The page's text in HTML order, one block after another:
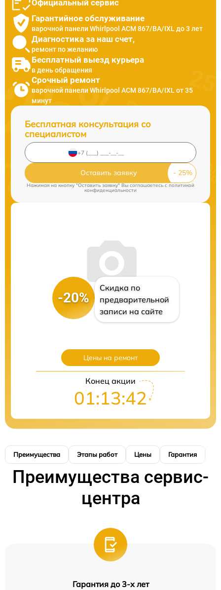
Официальный сервис
Гарантийное обслуживание
варочной панели Whirlpool ACM 867/BA/IXL до 3 лет
Диагностика за наш счет,
ремонт по желанию
Бесплатный выезд курьера
в день обращения
Срочный ремонт
варочной панели Whirlpool ACM 867/BA/IXL от 35
минут
Бесплатная консультация со
специалистом
Оставить заявку
Нажимая на кнопку "Оставить заявку" Вы соглашаетесь c политикой
конфиденциальности
-20%
Скидка по
предварительной
записи на сайте
Цены на ремонт
Конец акции
01:13:41
Преимущества Этапы работ Цены Гарантия
Преимущества сервис-
центра
Гарантия до 3-х лет